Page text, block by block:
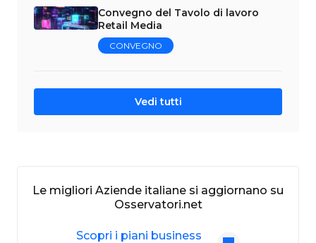
Convegno del Tavolo di lavoro
Retail Media
CONVEGNO
Vedi tutti
Le migliori Aziende italiane si aggiornano su
Osservatori.net
Scopri i piani business